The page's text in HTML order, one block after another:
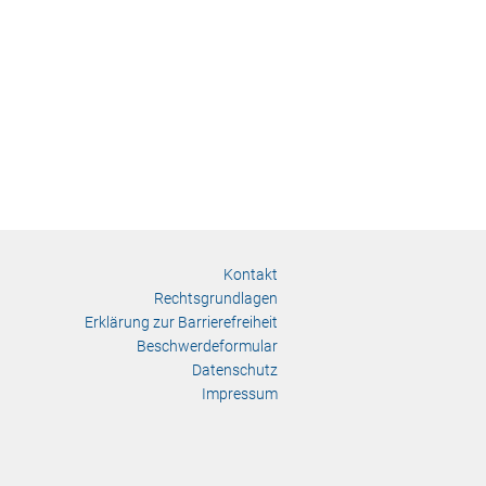
Kontakt
Rechtsgrundlagen
Erklärung zur Barrierefreiheit
Beschwerdeformular
Datenschutz
Impressum